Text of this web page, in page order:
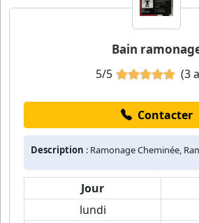
Bain
5/5 (3
Contacter
Description : Ramonage Cheminée,
Jour
lundi